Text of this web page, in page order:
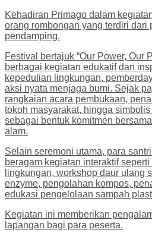
Kehadiran Primago dalam
orang rombongan yang terdiri dari
pendamping.
Festival bertajuk “Our Power, Our
berbagai kegiatan edukatif dan
kepedulian lingkungan,
aksi nyata menjaga bumi. Sejak
rangkaian acara pembukaan,
tokoh masyarakat, hingga
sebagai bentuk komitmen
alam.
Selain seremoni utama, para
beragam kegiatan interaktif
lingkungan, workshop daur ulang
enzyme, pengolahan kompos,
edukasi pengelolaan sampah
Kegiatan ini memberikan
lapangan bagi para peserta.